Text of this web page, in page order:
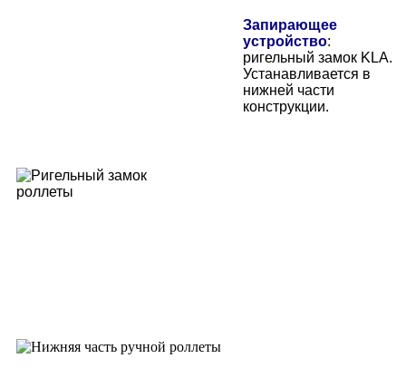
Запирающее
устройство:
ригельный замок KLA.
Устанавливается в
нижней части
конструкции.